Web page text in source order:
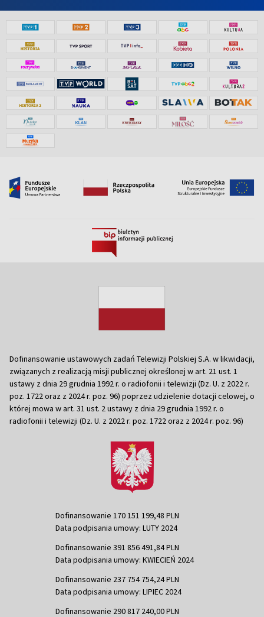
Dofinansowanie ustawowych zadań Telewizji Polskiej S.A. w likwidacji,
związanych z realizacją misji publicznej określonej w art. 21 ust. 1
ustawy z dnia 29 grudnia 1992 r. o radiofonii i telewizji (Dz. U. z 2022 r.
poz. 1722 oraz z 2024 r. poz. 96) poprzez udzielenie dotacji celowej, o
której mowa w art. 31 ust. 2 ustawy z dnia 29 grudnia 1992 r. o
radiofonii i telewizji (Dz. U. z 2022 r. poz. 1722 oraz z 2024 r. poz. 96)
Dofinansowanie 170 151 199,48 PLN
Data podpisania umowy: LUTY 2024
Dofinansowanie 391 856 491,84 PLN
Data podpisania umowy: KWIECIEŃ 2024
Dofinansowanie 237 754 754,24 PLN
Data podpisania umowy: LIPIEC 2024
Dofinansowanie 290 817 240,00 PLN